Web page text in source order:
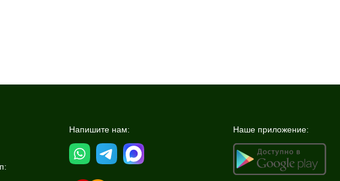
Напишите нам: Наше приложение: